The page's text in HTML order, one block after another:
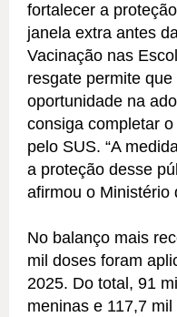
fortalecer a
janela extra antes
Vacinação nas
resgate permite
oportunidade na
consiga completar
pelo SUS. “A
a proteção desse
afirmou o Ministério
No balanço mais
mil doses foram
2025. Do total, 91
meninas e 117,7